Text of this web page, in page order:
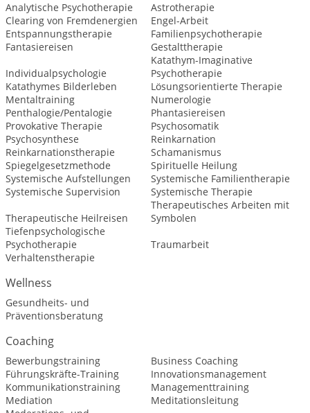
Analytische Psychotherapie
Astrotherapie
Clearing von Fremdenergien
Engel-Arbeit
Entspannungstherapie
Familienpsychotherapie
Fantasiereisen
Gestalttherapie
Individualpsychologie
Katathym-Imaginative
Psychotherapie
Katathymes Bilderleben
Lösungsorientierte Therapie
Mentaltraining
Numerologie
Penthalogie/Pentalogie
Phantasiereisen
Provokative Therapie
Psychosomatik
Psychosynthese
Reinkarnation
Reinkarnationstherapie
Schamanismus
Spiegelgesetzmethode
Spirituelle Heilung
Systemische Aufstellungen
Systemische Familientherapie
Systemische Supervision
Systemische Therapie
Therapeutische Heilreisen
Therapeutisches Arbeiten mit
Symbolen
Tiefenpsychologische
Psychotherapie
Traumarbeit
Verhaltenstherapie
Wellness
Gesundheits- und
Präventionsberatung
Coaching
Bewerbungstraining
Business Coaching
Führungskräfte-Training
Innovationsmanagement
Kommunikationstraining
Managementtraining
Mediation
Meditationsleitung